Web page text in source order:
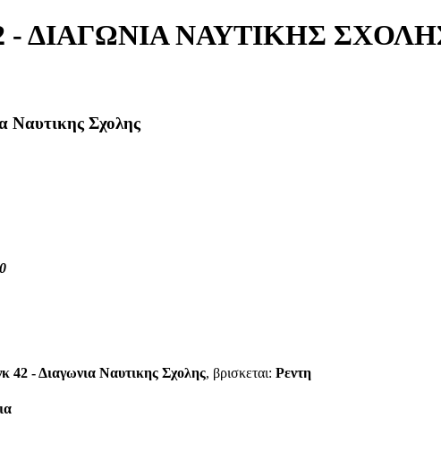
ΔΙΑΓΩΝΙΑ ΝΑΥΤΙΚΗΣ
Ναυτικης Σχολης
42 - Διαγωνια Ναυτικης Σχολης, βρισκεται: Ρεντη